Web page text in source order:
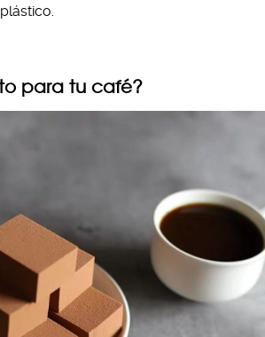
para tu café?